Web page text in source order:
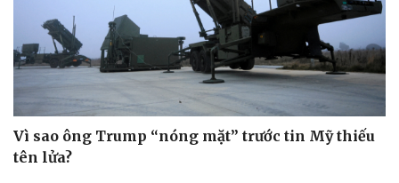
Vì sao ông Trump “nóng mặt” trước tin Mỹ thiếu
tên lửa?